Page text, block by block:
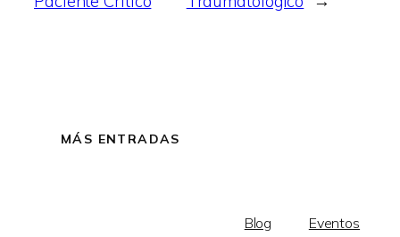
MÁS ENTRADAS
Blog
Eventos